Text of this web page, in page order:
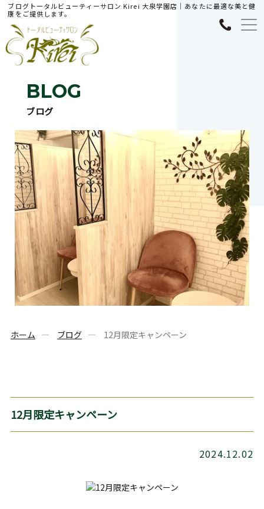
ブログトータルビューティーサロン Kirei 大泉学園店｜あなたに最適な美と健
康をご提供します。
BLOG
ブログ
ホーム ブログ 12月限定キャンペーン
12月限定キャンペーン
2024.12.02